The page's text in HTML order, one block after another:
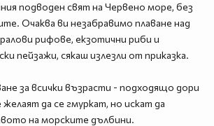
подводен свят на Червено море, без
Очаква ви незабравимо плаване над
рифове, екзотични риби и
пейзажи, сякаш излезли от приказка.
за всички възрасти - подходящо дори
да се гмуркат, но искат да
на морските дълбини.